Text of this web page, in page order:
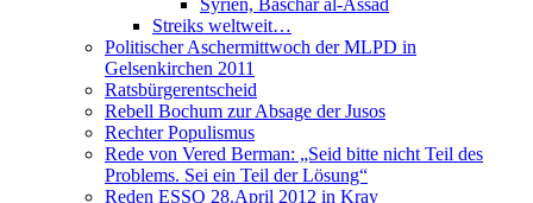
Syrien, Baschar al-Assad
Streiks weltweit…
Politischer Aschermittwoch der MLPD in
Gelsenkirchen 2011
Ratsbürgerentscheid
Rebell Bochum zur Absage der Jusos
Rechter Populismus
Rede von Vered Berman: „Seid bitte nicht Teil des
Problems. Sei ein Teil der Lösung“
Reden ESSQ 28.April 2012 in Kray